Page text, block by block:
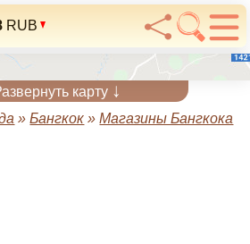
RUB
карту ↓
»Бангкок »Магазины Бангкока